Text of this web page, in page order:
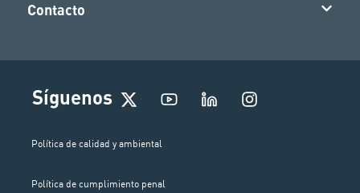
Contacto
Síguenos
I
n
Política de calidad y ambiental
Política de cumplimiento penal